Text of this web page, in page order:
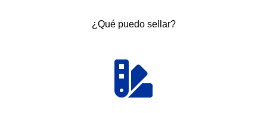
¿Qué puedo sellar?